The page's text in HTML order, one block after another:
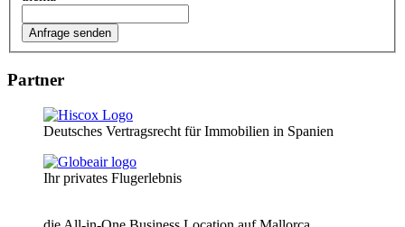
Partner
Deutsches Vertragsrecht für Immobilien in Spanien
Ihr privates Flugerlebnis